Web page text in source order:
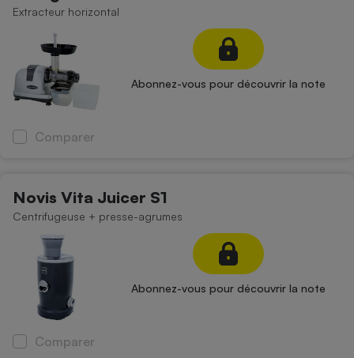
Extracteur horizontal
Abonnez-vous pour découvrir la note
Comparer
Novis Vita Juicer S1
Centrifugeuse + presse-agrumes
Abonnez-vous pour découvrir la note
Comparer
Complément
alimentaire
Assurance emprunteur
Petit électroménager -
Lave-linge
Mutuelle